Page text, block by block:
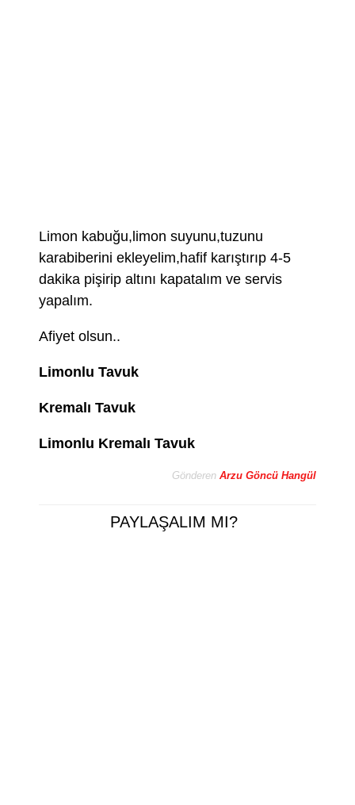
Limon kabuğu,limon suyunu,tuzunu
karabiberini ekleyelim,hafif karıştırıp 4-5
dakika pişirip altını kapatalım ve servis
yapalım.
Afiyet olsun..
Limonlu Tavuk
Kremalı Tavuk
Limonlu Kremalı Tavuk
Gönderen Arzu Göncü Hangül
PAYLAŞALIM MI?